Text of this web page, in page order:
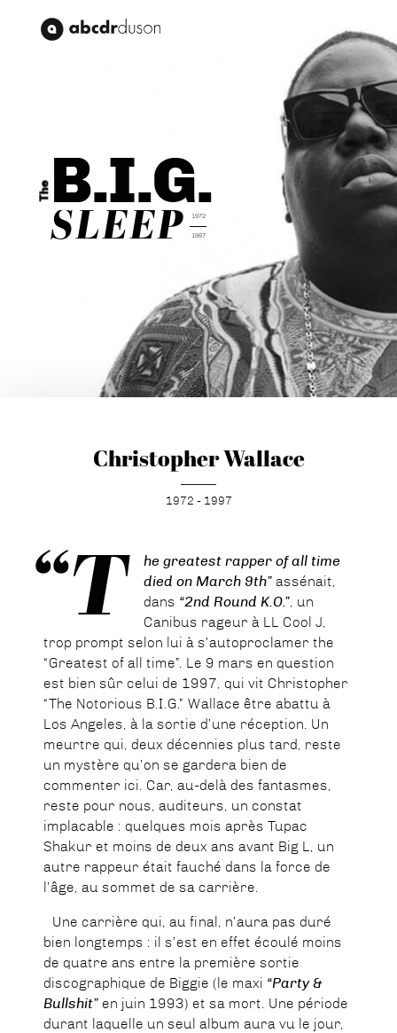
The B.I.G.
SLEEP 1972
1997
Christopher Wallace
1972 - 1997
“T
he greatest rapper of all time
died on March 9th” assénait,
dans “2nd Round K.O.”, un
Canibus rageur à LL Cool J,
trop prompt selon lui à s’autoproclamer the
“Greatest of all time”. Le 9 mars en question
est bien sûr celui de 1997, qui vit Christopher
“The Notorious B.I.G.” Wallace être abattu à
Los Angeles, à la sortie d’une réception. Un
meurtre qui, deux décennies plus tard, reste
un mystère qu’on se gardera bien de
commenter ici. Car, au-delà des fantasmes,
reste pour nous, auditeurs, un constat
implacable : quelques mois après Tupac
Shakur et moins de deux ans avant Big L, un
autre rappeur était fauché dans la force de
l’âge, au sommet de sa carrière.
Une carrière qui, au final, n’aura pas duré
bien longtemps : il s’est en effet écoulé moins
de quatre ans entre la première sortie
discographique de Biggie (le maxi “Party &
Bullshit” en juin 1993) et sa mort. Une période
durant laquelle un seul album aura vu le jour,